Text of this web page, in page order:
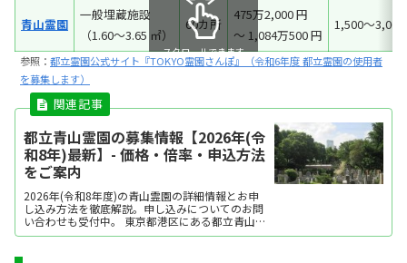
青山霊園
一般埋蔵施設
（1.60～3.65 ㎡）
60カ所
475万2,000 円
～ 1,084万500 円
1,500～
スクロールできます
参照： 都立霊園公式サイト『TOKYO霊園さんぽ』（令和6年度 都立霊園の使用者
を募集します）
都立青山霊園の募集情報【2026年(令
和8年)最新】- 価格・倍率・申込方法
をご案内
2026年(令和8年度)の青山霊園の詳細情報とお申
し込み方法を徹底解説。申し込みについてのお問
い合わせも受付中。 東京都港区にある都立青山霊
園では、多様な埋葬方法を提供しています。